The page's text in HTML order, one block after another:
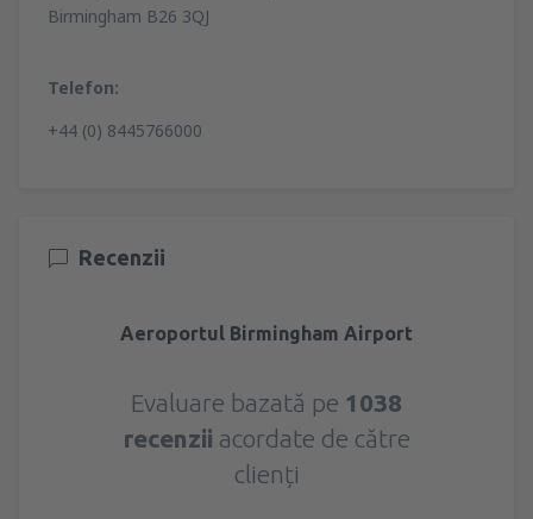
Birmingham B26 3QJ
Telefon:
+44 (0) 8445766000
Recenzii
Aeroportul Birmingham Airport
Evaluare bazată pe 1038
recenzii acordate de către
clienți